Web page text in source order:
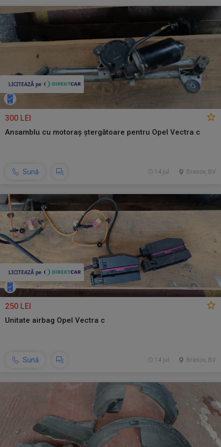
300 LEI
Ansamblu cu motoraș ștergătoare pentru Opel Vectra c
Sună Brasov, BV
14 jul.
250 LEI
Unitate airbag Opel Vectra c
Sună Brasov, BV
14 jul.